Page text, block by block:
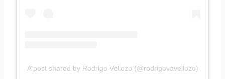
A post shared by Rodrigo Vellozo (@rodrigovavellozo)